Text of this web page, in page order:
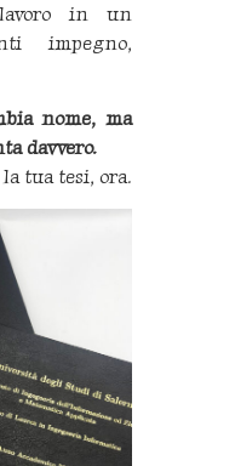
in un
impegno,
nome, ma
davvero.
la tua tesi, ora.